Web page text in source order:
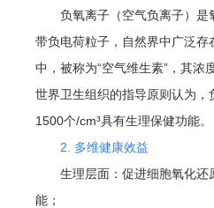
负氧离子（空气负离子）
带负电荷粒子，自然界中广泛存
中，被称为“空气维生素”，其浓
世界卫生组织的指导原则认为
1500个/cm³具有生理保健功能。
2. 多维健康效益
生理层面：促进细胞氧化
能；